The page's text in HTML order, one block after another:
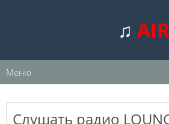
♫AIR
Меню
Слушать радио